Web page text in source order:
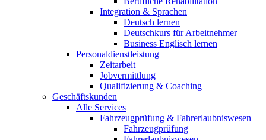
Integration & Sprachen
Deutsch lernen
Deutschkurs für Arbeitnehmer
Business Englisch lernen
Personaldienstleistung
Zeitarbeit
Jobvermittlung
Qualifizierung & Coaching
Geschäftskunden
Alle Services
Fahrzeugprüfung & Fahrerlaubniswesen
Fahrzeugprüfung